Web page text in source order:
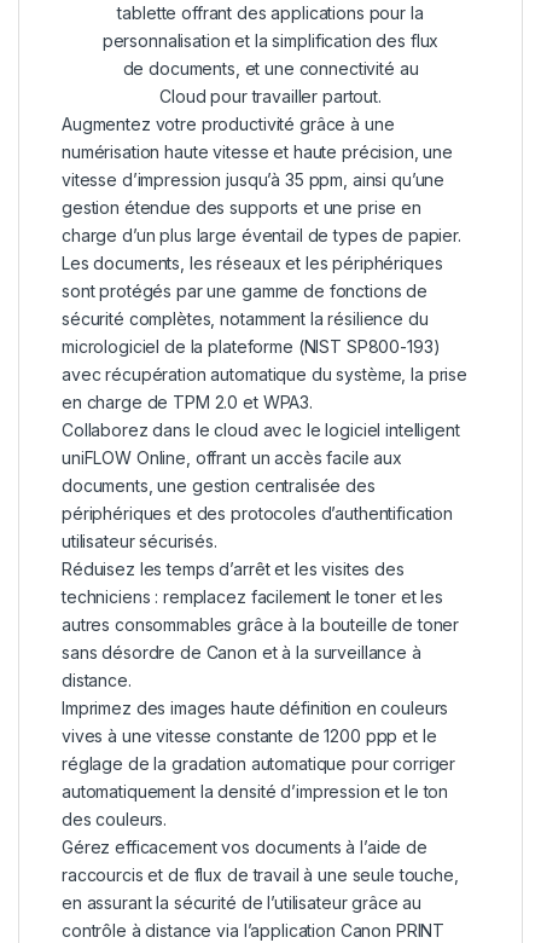
tablette offrant des applications pour la
personnalisation et la simplification des flux
de documents, et une connectivité au
Cloud pour travailler partout.
Augmentez votre productivité grâce à une
numérisation haute vitesse et haute précision, une
vitesse d’impression jusqu’à 35 ppm, ainsi qu’une
gestion étendue des supports et une prise en
charge d’un plus large éventail de types de papier.
Les documents, les réseaux et les périphériques
sont protégés par une gamme de fonctions de
sécurité complètes, notamment la résilience du
micrologiciel de la plateforme (NIST SP800-193)
avec récupération automatique du système, la prise
en charge de TPM 2.0 et WPA3.
Collaborez dans le cloud avec le logiciel intelligent
uniFLOW Online, offrant un accès facile aux
documents, une gestion centralisée des
périphériques et des protocoles d’authentification
utilisateur sécurisés.
Réduisez les temps d’arrêt et les visites des
techniciens : remplacez facilement le toner et les
autres consommables grâce à la bouteille de toner
sans désordre de Canon et à la surveillance à
distance.
Imprimez des images haute définition en couleurs
vives à une vitesse constante de 1200 ppp et le
réglage de la gradation automatique pour corriger
automatiquement la densité d’impression et le ton
des couleurs.
Gérez efficacement vos documents à l’aide de
raccourcis et de flux de travail à une seule touche,
en assurant la sécurité de l’utilisateur grâce au
contrôle à distance via l’application Canon PRINT